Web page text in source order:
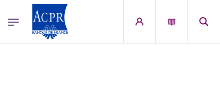
ACPR Menu Principal (French)